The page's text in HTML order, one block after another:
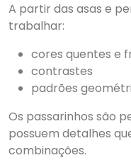
A partir das asas e
trabalhar:
cores quentes e
contrastes
padrões
Os passarinhos são
possuem detalhes
combinações.